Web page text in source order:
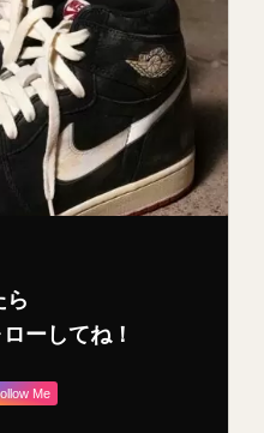
ら
ーしてね！
Me